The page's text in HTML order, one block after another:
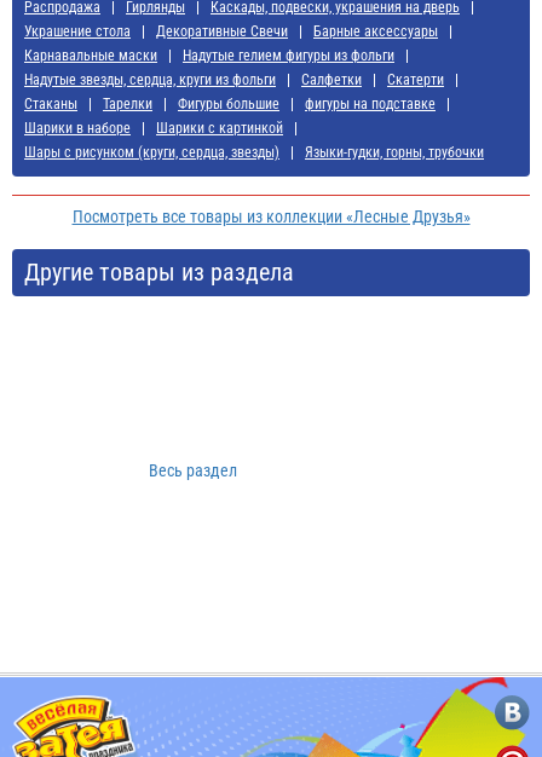
Распродажа Гирлянды
Каскады, подвески, украшения на дверь
Украшение стола
Декоративные Свечи
Барные аксессуары
Карнавальные маски
Надутые гелием фигуры из фольги
Надутые звезды, сердца, круги из фольги
Салфетки
Скатерти
Стаканы
Тарелки Фигуры большие
фигуры на подставке
Шарики в наборе
Шарики с картинкой
Шары с рисунком (круги, сердца, звезды)
Языки-гудки, горны, трубочки
Посмотреть все товары из коллекции «Лесные Друзья»
Другие товары из раздела
Весь раздел